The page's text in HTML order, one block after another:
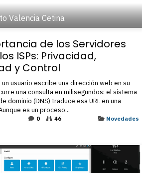
Valencia Cetina
de los Servidores
ISPs: Privacidad,
y Control
un usuario escribe una dirección web en su
una consulta en milisegundos: el sistema
dominio (DNS) traduce esa URL en una
es un proceso...
0 46 Novedades